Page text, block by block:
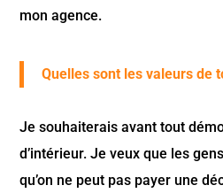
mon agence.
Quelles sont les valeurs de
Je souhaiterais avant tout
d’intérieur. Je veux que les
qu’on ne peut pas payer une